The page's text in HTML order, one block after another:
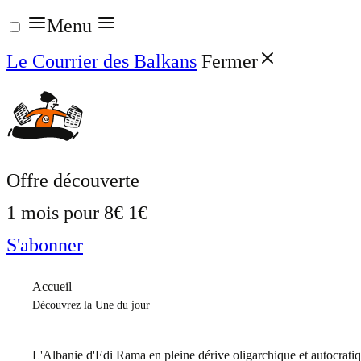
Aller
au
contenu
Menu
Le Courrier des Balkans Fermer
Offre découverte
1 mois pour 8€ 1€
S'abonner
Accueil
Découvrez la Une du jour
L'Albanie d'Edi Rama en pleine dérive oligarchique et